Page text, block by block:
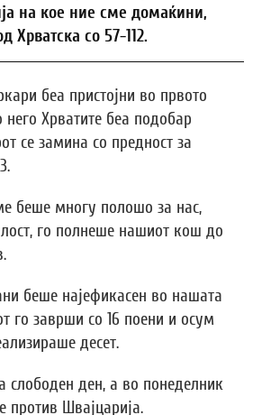
на кое ние сме домаќини,
Хрватска со 57-112.
беа пристојни во првото
Хрватите беа подобар
се замина со предност за
беше многу полошо за нас,
го полнеше нашиот кош до
беше најефикасен во нашата
го заврши со 16 поени и осум
десет.
слободен ден, а во понеделник
против Швајцарија.